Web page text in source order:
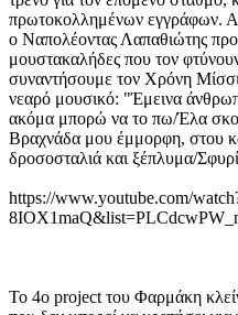
πρωτοκολλημένων εγγράφων.
ο Ναπολέοντας Λαπαθιώτης
μουστακαλήδες που τον
συναντήσουμε τον Χρόνη
νεαρό μουσικό: "Έμεινα
ακόμα μπορώ να το πω/Έλα
Βραχνάδα μου έμμορφη, στου
δροσοσταλιά και ξέπλυμα/
https://www.youtube.com/
Το 4o project του Φαρμάκη